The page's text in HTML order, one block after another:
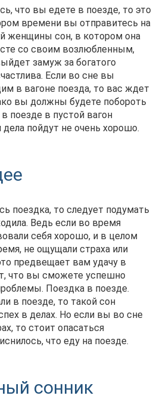
что вы едете в поезде, то это
времени вы отправитесь на
женщины сон, в котором она
со своим возлюбленным,
замуж за богатого
Если во сне вы
в вагоне поезда, то вас ждет
вы должны будете побороть
поезде в пустой вагон
дела пойдут не очень хорошо.
поездка, то следует подумать
Ведь если во время
себя хорошо, и в целом
не ощущали страха или
предвещает вам удачу в
что вы сможете успешно
Поездка в поезде.
в поезде, то такой сон
в делах. Но если вы во сне
то стоит опасаться
что еду на поезде.
сонник